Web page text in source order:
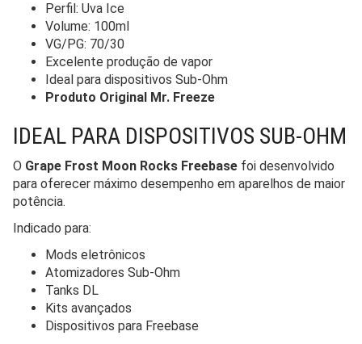
Perfil: Uva Ice
Volume: 100ml
VG/PG: 70/30
Excelente produção de vapor
Ideal para dispositivos Sub-Ohm
Produto Original Mr. Freeze
IDEAL PARA DISPOSITIVOS SUB-OHM
O Grape Frost Moon Rocks Freebase foi desenvolvido
para oferecer máximo desempenho em aparelhos de maior
potência.
Indicado para:
Mods eletrônicos
Atomizadores Sub-Ohm
Tanks DL
Kits avançados
Dispositivos para Freebase